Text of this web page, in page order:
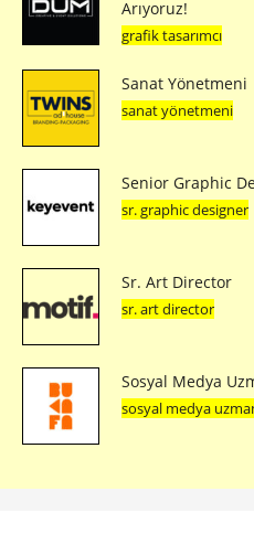
Arıyoruz!
grafik tasarımcı
Sanat Yönetmeni
sanat yönetmeni
Senior Graphic
sr. graphic designer
Sr. Art Director
sr. art director
Sosyal Medya
sosyal medya